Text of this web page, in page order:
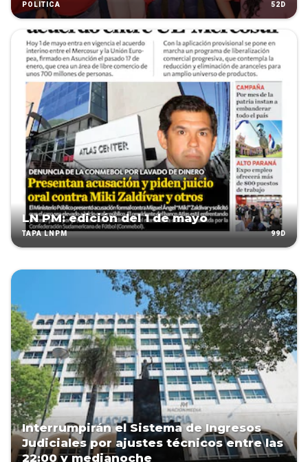
POLÍTICA 52D
LN PM: edición del 1 de mayo
TAPA LNPM 99D
Interrumpirán el Sistema de Ingresos
Judiciales por ajustes técnicos entre las
22:00 y medianoche